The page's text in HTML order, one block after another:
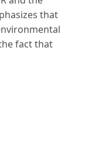
that
fact that